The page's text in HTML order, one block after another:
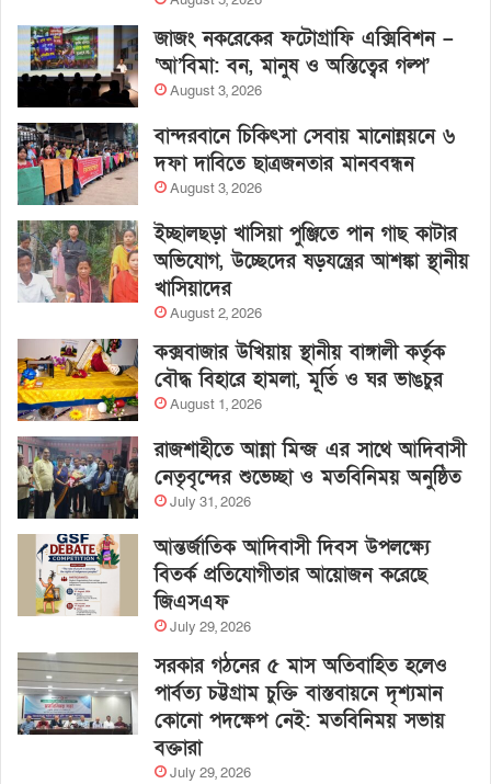
জাজং নকরেকের ফটোগ্রাফি এক্সিবিশন –
‘আ’বিমা: বন, মানুষ ও অস্তিত্বের গল্প’
August 3, 2026
বান্দরবানে চিকিৎসা সেবায় মানোন্নয়নে ৬
দফা দাবিতে ছাত্রজনতার মানববন্ধন
August 3, 2026
ইচ্ছালছড়া খাসিয়া পুঞ্জিতে পান গাছ কাটার
অভিযোগ, উচ্ছেদের ষড়যন্ত্রের আশঙ্কা স্থানীয়
খাসিয়াদের
August 2, 2026
কক্সবাজার উখিয়ায় স্থানীয় বাঙ্গালী কর্তৃক
বৌদ্ধ বিহারে হামলা, মূর্তি ও ঘর ভাঙচুর
August 1, 2026
রাজশাহীতে আন্না মিন্জ এর সাথে আদিবাসী
নেতৃবৃন্দের শুভেচ্ছা ও মতবিনিময় অনুষ্ঠিত
July 31, 2026
আন্তর্জাতিক আদিবাসী দিবস উপলক্ষ্যে
বিতর্ক প্রতিযোগীতার আয়োজন করেছে
জিএসএফ
July 29, 2026
সরকার গঠনের ৫ মাস অতিবাহিত হলেও
পার্বত্য চট্টগ্রাম চুক্তি বাস্তবায়নে দৃশ্যমান
কোনো পদক্ষেপ নেই: মতবিনিময় সভায়
বক্তারা
July 29, 2026